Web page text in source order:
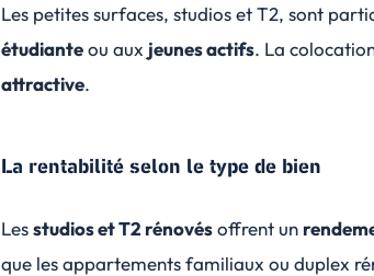
Les petites surfaces, studios et T2, sont
étudianteou aux jeunes actifs. La
attractive.
La rentabilité selon le type de bien
Lesstudios et T2 rénovésoffrent un
que les appartements familiaux ou duplex